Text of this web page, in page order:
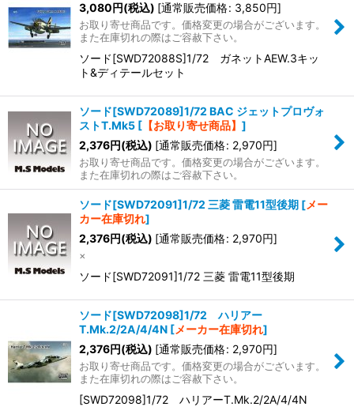
3,080円(税込) [通常販売価格: 3,850円]
お取り寄せ商品です。価格変更の場合がございます。
また在庫切れの際はご容赦下さい。
ソード[SWD72088S]1/72 ガネットAEW.3キッ
ト&ディテールセット
ソード[SWD72089]1/72 BAC ジェットプロヴォ
ストT.Mk5 [ 【お取り寄せ商品】 ]
2,376円(税込) [通常販売価格: 2,970円]
お取り寄せ商品です。価格変更の場合がございます。
また在庫切れの際はご容赦下さい。
ソード[SWD72091]1/72 三菱 雷電11型後期 [メー
カー在庫切れ]
2,376円(税込) [通常販売価格: 2,970円]
×
ソード[SWD72091]1/72 三菱 雷電11型後期
ソード[SWD72098]1/72 ハリアー
T.Mk.2/2A/4/4N [メーカー在庫切れ]
2,376円(税込) [通常販売価格: 2,970円]
お取り寄せ商品です。価格変更の場合がございます。
また在庫切れの際はご容赦下さい。
[SWD72098]1/72 ハリアーT.Mk.2/2A/4/4N